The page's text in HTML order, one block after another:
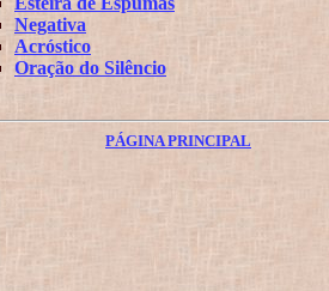
Negativa
Acróstico
Oração do Silêncio
PÁGINA PRINCIPAL